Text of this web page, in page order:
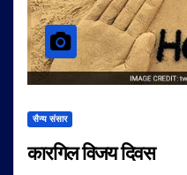
सैन्य संसार
कारगिल विजय दिवस